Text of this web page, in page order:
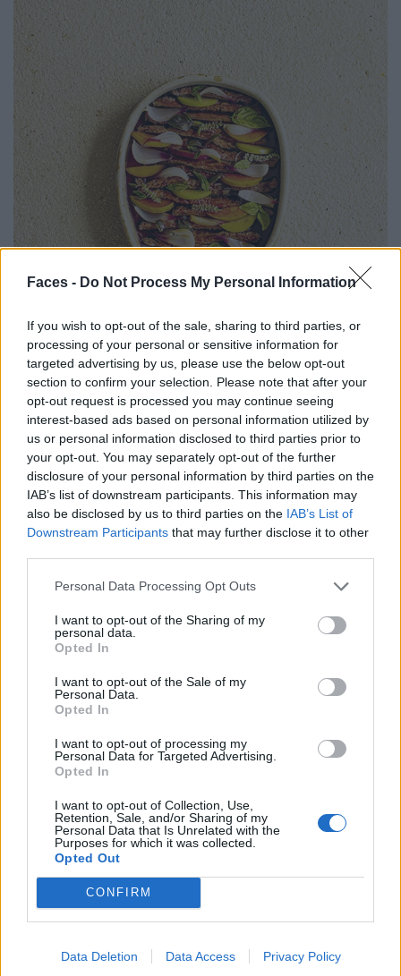
Faces - Do Not Process My Personal Information
If you wish to opt-out of the sale, sharing to third parties, or
processing of your personal or sensitive information for
targeted advertising by us, please use the below opt-out
section to confirm your selection. Please note that after your
opt-out request is processed you may continue seeing
interest-based ads based on personal information utilized by
us or personal information disclosed to third parties prior to
your opt-out. You may separately opt-out of the further
disclosure of your personal information by third parties on the
IAB’s list of downstream participants. This information may
also be disclosed by us to third parties on the IAB’s List of
Downstream Participants that may further disclose it to other
Personal Data Processing Opt Outs
I want to opt-out of the Sharing of my
personal data.
Opted In
I want to opt-out of the Sale of my
Personal Data.
Opted In
I want to opt-out of processing my
Personal Data for Targeted Advertising.
Opted In
I want to opt-out of Collection, Use,
Retention, Sale, and/or Sharing of my
Personal Data that Is Unrelated with the
Purposes for which it was collected.
Opted Out
CONFIRM
Data Deletion Data Access Privacy Policy
© Ars Vivendi
Places
Pure Privacy
eigene Villa ist definitiv das bessere Upgrade zum
Einzelzimmer. Auf der kleinen Insel Kéa, nur 45
Bootsminuten von Athen entfernt, bieten neue Villen im
Luxusresort genau das: über 400 Quadratmeter Platz für
für sich wollen. Das Beste daran: Von den 40 privaten
Villen kann man einige sogar kaufen. Wer sowieso
regelmäßig zurückkommt, findet hier vielleicht das
perfekte Investment.
One & Only Kéa Island, Kéa, Griechenland
oneandonlyresorts.com